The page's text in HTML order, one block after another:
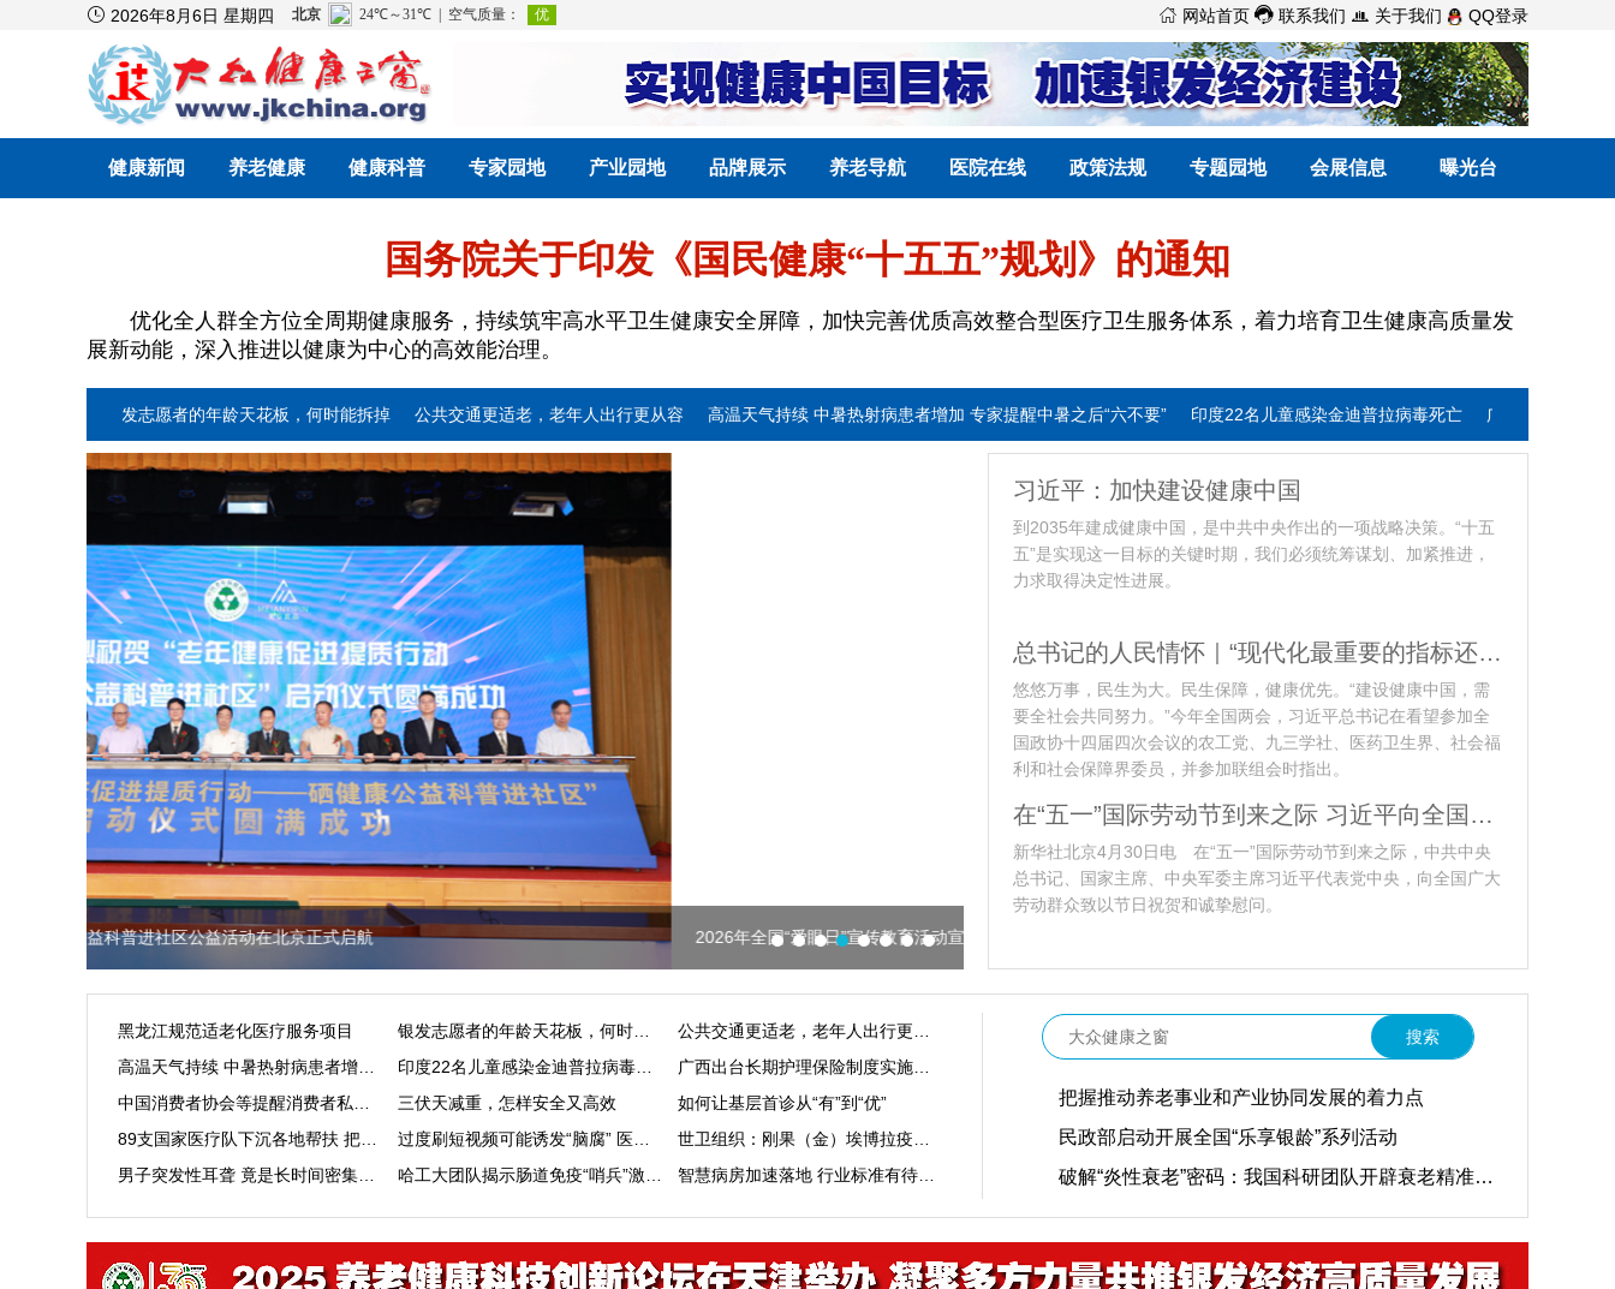
 2026年8月6日 星期四  网站首页  联系我们  关于我们 QQ登录
健康新闻 养老健康 健康科普 专家园地 产业园地 品牌展示 养老导航 医院在线 政策法规 专题园地 会展信息 曝光台
国务院关于印发《国民健康“十五五”规划》的通知
优化全人群全方位全周期健康服务，持续筑牢高水平卫生健康安全屏障，加快完善优质高效整合型医疗卫生服务体系，着力培育卫生健康高质量发
展新动能，深入推进以健康为中心的高效能治理。
银发志愿者的年龄天花板，何时能拆掉 公共交通更适老，老年人出行更从容 高温天气持续 中暑热射病患者增加 专家提醒中暑之后“六不要” 印度22名儿童感染金迪普拉病毒死亡 广西出台长期护理保险制度实
智慧病房加速落地 行业标准有待统一 开辟脑机接口“通信带宽”增强新范式
2026年全国“爱眼日”宣传教育活动宣传口号和公益海报正式发布
习近平：加快建设健康中国
到2035年建成健康中国，是中共中央作出的一项战略决策。“十五
五”是实现这一目标的关键时期，我们必须统筹谋划、加紧推进，
力求取得决定性进展。
总书记的人民情怀｜“现代化最重要的指标还是人民健康”
悠悠万事，民生为大。民生保障，健康优先。“建设健康中国，需
要全社会共同努力。”今年全国两会，习近平总书记在看望参加全
国政协十四届四次会议的农工党、九三学社、医药卫生界、社会福
利和社会保障界委员，并参加联组会时指出。
在“五一”国际劳动节到来之际 习近平向全国广大劳动群众致以节日祝贺和诚挚慰问
新华社北京4月30日电 在“五一”国际劳动节到来之际，中共中央
总书记、国家主席、中央军委主席习近平代表党中央，向全国广大
劳动群众致以节日祝贺和诚挚慰问。
黑龙江规范适老化医疗服务项目
三伏天减重，怎样安全又高效
如何让基层首诊从“有”到“优”
把握推动养老事业和产业协同发展的着力点
民政部启动开展全国“乐享银龄”系列活动
破解“炎性衰老”密码：我国科研团队开辟衰老精准干预新路径